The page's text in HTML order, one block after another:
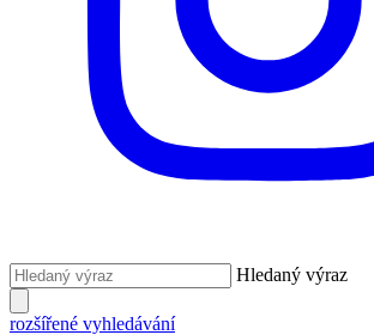
Hledaný výraz
rozšířené vyhledávání